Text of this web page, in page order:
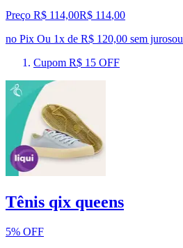
Preço R$ 114,00R$ 114,00
no Pix Ou 1x de R$ 120,00 sem jurosou
Cupom R$ 15 OFF
Tênis qix queens
5% OFF